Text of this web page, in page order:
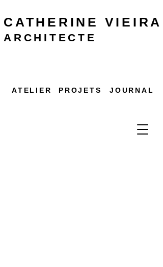
CATHERINE VIEIRA
ARCHITECTE
ATELIER JOURNAL
PROJETS